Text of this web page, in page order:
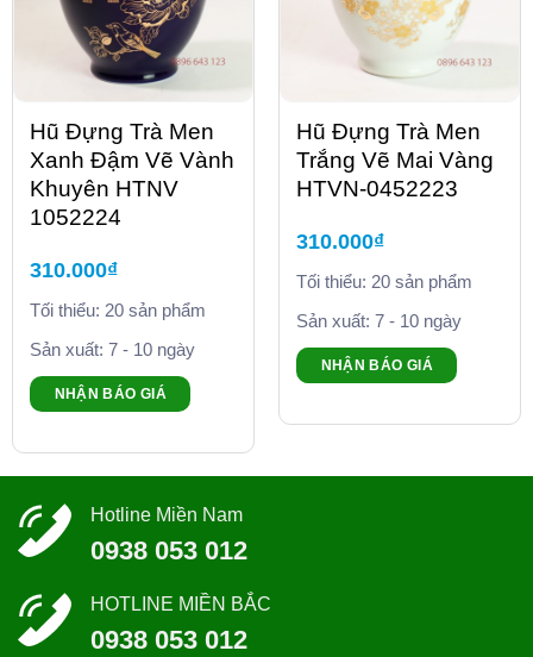
Hũ Đựng Trà Men
Xanh Đậm Vẽ Vành
Khuyên HTNV
1052224
310.000₫
Tối thiểu: 20 sản phẩm
Sản xuất: 7 - 10 ngày
NHẬN BÁO GIÁ
Hũ Đựng Trà Men
Trắng Vẽ Mai Vàng
HTVN-0452223
310.000₫
Tối thiểu: 20 sản phẩm
Sản xuất: 7 - 10 ngày
NHẬN BÁO GIÁ
Hotline Miền Nam
0938 053 012
HOTLINE MIỀN BẮC
0938 053 012